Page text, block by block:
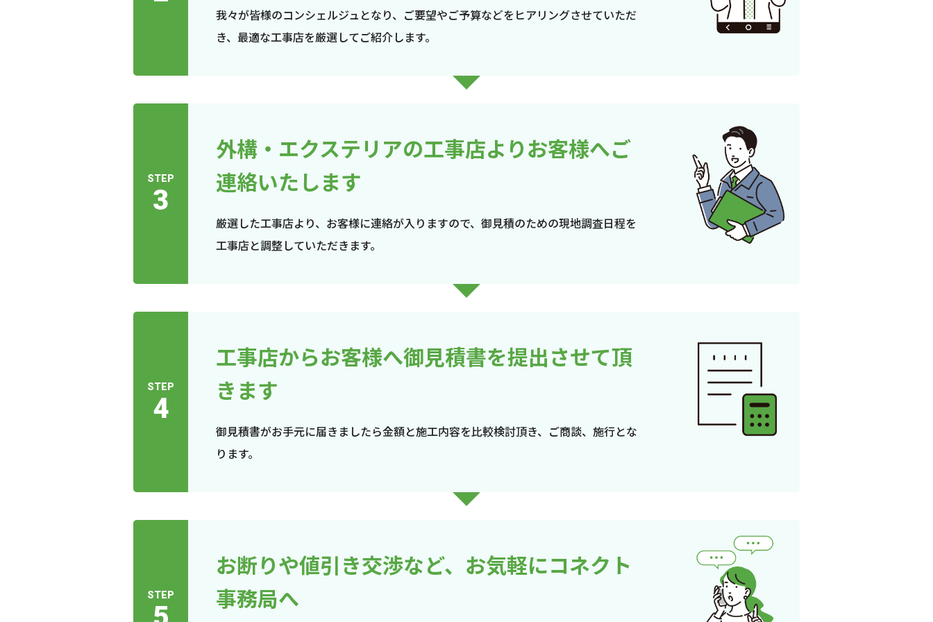
我々が皆様のコンシェルジュとなり、ご要望やご予算などをヒアリングさせていただ
き、最適な工事店を厳選してご紹介します。
STEP
3
外構・エクステリアの工事店よりお客様へご
連絡いたします
厳選した工事店より、お客様に連絡が入りますので、御見積のための現地調査日程を
工事店と調整していただきます。
STEP
4
工事店からお客様へ御見積書を提出させて頂
きます
御見積書がお手元に届きましたら金額と施工内容を比較検討頂き、ご商談、施行とな
ります。
STEP
お断りや値引き交渉など、お気軽にコネクト
事務局へ